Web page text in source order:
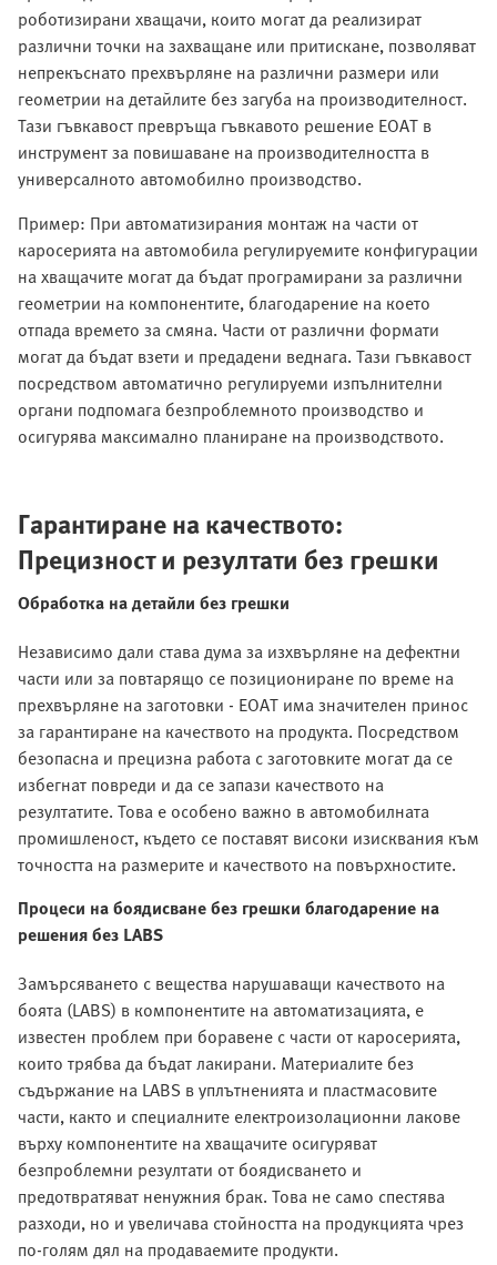
роботизирани хващачи, които могат да реализират
различни точки на захващане или притискане, позволяват
непрекъснато прехвърляне на различни размери или
геометрии на детайлите без загуба на производителност.
Тази гъвкавост превръща гъвкавото решение EOAT в
инструмент за повишаване на производителността в
универсалното автомобилно производство.
Пример: При автоматизирания монтаж на части от
каросерията на автомобила регулируемите конфигурации
на хващачите могат да бъдат програмирани за различни
геометрии на компонентите, благодарение на което
отпада времето за смяна. Части от различни формати
могат да бъдат взети и предадени веднага. Тази гъвкавост
посредством автоматично регулируеми изпълнителни
органи подпомага безпроблемното производство и
осигурява максимално планиране на производството.
Гарантиране на качеството:
Прецизност и резултати без грешки
Обработка на детайли без грешки
Независимо дали става дума за изхвърляне на дефектни
части или за повтарящо се позициониране по време на
прехвърляне на заготовки - EOAT има значителен принос
за гарантиране на качеството на продукта. Посредством
безопасна и прецизна работа с заготовките могат да се
избегнат повреди и да се запази качеството на
резултатите. Това е особено важно в автомобилната
промишленост, където се поставят високи изисквания към
точността на размерите и качеството на повърхностите.
Процеси на боядисване без грешки благодарение на
решения без LABS
Замърсяването с вещества нарушаващи качеството на
боята (LABS) в компонентите на автоматизацията, е
известен проблем при боравене с части от каросерията,
които трябва да бъдат лакирани. Материалите без
съдържание на LABS в уплътненията и пластмасовите
части, както и специалните електроизолационни лакове
върху компонентите на хващачите осигуряват
безпроблемни резултати от боядисването и
предотвратяват ненужния брак. Това не само спестява
разходи, но и увеличава стойността на продукцията чрез
по-голям дял на продаваемите продукти.